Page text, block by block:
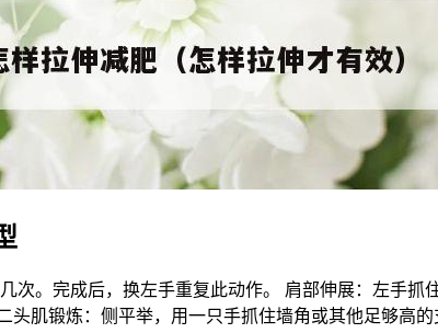
次。完成后，换左手重复此动作。 肩部伸展：左手
肌锻炼：侧平举，用一只手抓住墙角或其他足够高的